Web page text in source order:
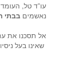
עו”ד טל,
נאשמים בבתי
אל תסכנו את
שאינו בעל